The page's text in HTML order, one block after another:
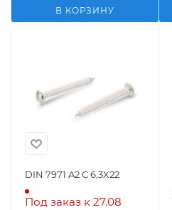
В КОРЗИНУ
DIN 7971 A2 C 6,3X22
Под заказ к 27.08